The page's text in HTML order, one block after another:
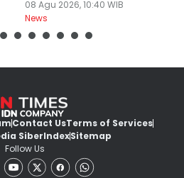
Bebani Siswa
08 Agu 2026, 10:40 WIB
News
Contact UsTerms of Services
SiberIndexSitemap
Follow Us